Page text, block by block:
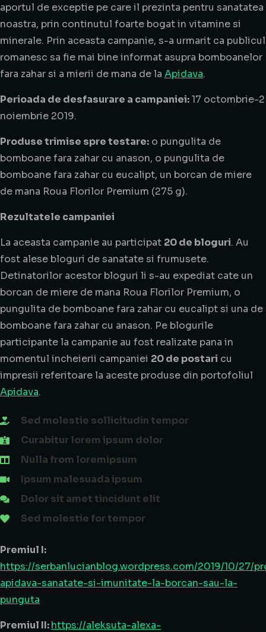
aportul de exceptie pe care il prezinta pentru sanatatea
noastra, prin continutul foarte bogat in vitamine si
minerale. Prin aceasta campanie, s-a urmarit ca publicul
romanesc sa fie mai bine informat asupra bomboanelor
fara zahar si a mierii de mana de la Apidava.
Perioada de desfasurare a campaniei:17 octombrie-2
noiembrie 2019.
Produse trimise spre testare: o pungulita de
bomboane fara zahar cu anason, o pungulita de
bomboane fara zahar cu eucalipt, un borcan de miere
de mana Roua Florilor Premium (275 g).
Rezultatele campaniei
La aceasta campanie au participat 20 de bloguri. Au
fost alese bloguri de sanatate si frumusete.
Detinatorilor acestor bloguri li s-au expediat cate un
borcan de miere de mana Roua Florilor Premium, o
pungulita de bomboane fara zahar cu eucalipt si una de
bomboane fara zahar cu anason. Pe blogurile
participante la campanie au fost realizate pana in
momentul incheierii campaniei 20 de postari cu
impresii referitoare la aceste produse din portofoliul
Apidava.
Sed molestie sollicitudin tempor
Curabitur lorem ipsum dolor
Nulla from loremipsum
Ipsum malesuada ipsum
Dolor sit amet tincidunt elit
Sed molestie for tempor
Premiul I:
https://serbanlucianblog.wordpress.com/2019/10/27/
apidava-sanatate-si-imunitate-la-borcan-sau-la-
punguta
Premiul II:https://aleksuta-alexa-